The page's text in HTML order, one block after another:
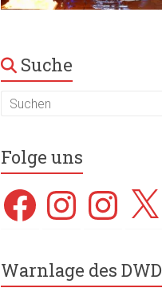
Suche
Folge uns
FacebookInstagramInstagram
X
Warnlage des DWD